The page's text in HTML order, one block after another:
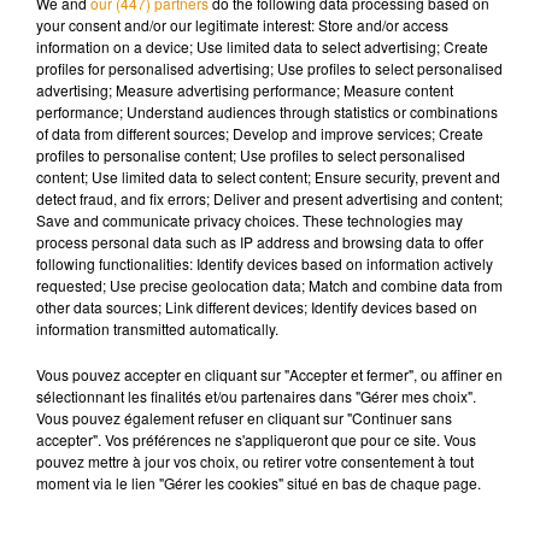
début novembre.
Musique
7 août 2026
Madonna sort enfin le remix de « Love
Sensation » avec Kylie Minogue
7 août 2026
Angèle et Amélie Lens dévoilent leur
collaboration tant attendue
your consent and/or our legitimate interest: Store and/or access
information on a device; Use limited data to select advertising; Create
profiles for personalised advertising; Use profiles to select personalised
advertising; Measure advertising performance; Measure content
performance; Understand audiences through statistics or combinations
of data from different sources; Develop and improve services; Create
profiles to personalise content; Use profiles to select personalised
content; Use limited data to select content; Ensure security, prevent and
detect fraud, and fix errors; Deliver and present advertising and content;
Save and communicate privacy choices. These technologies may
process personal data such as IP address and browsing data to offer
following functionalities: Identify devices based on information actively
requested; Use precise geolocation data; Match and combine data from
other data sources; Link different devices; Identify devices based on
information transmitted automatically.
Vous pouvez accepter en cliquant sur "Accepter et fermer", ou affiner en
sélectionnant les finalités et/ou partenaires dans "Gérer mes choix".
Vous pouvez également refuser en cliquant sur "Continuer sans
accepter". Vos préférences ne s'appliqueront que pour ce site. Vous
pouvez mettre à jour vos choix, ou retirer votre consentement à tout
moment via le lien "Gérer les cookies" situé en bas de chaque page.